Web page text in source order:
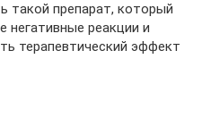
такой препарат, который
негативные реакции и
терапевтический эффект